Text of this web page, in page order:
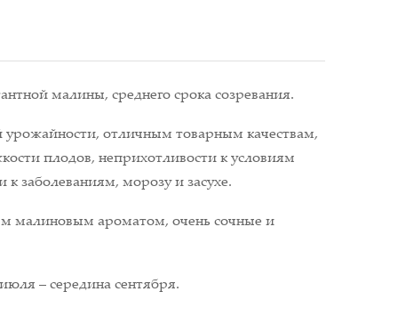
малины, среднего срока созревания.
урожайности, отличным товарным качествам,
плодов, неприхотливости к условиям
заболеваниям, морозу и засухе.
малиновым ароматом, очень сочные и
– середина сентября.